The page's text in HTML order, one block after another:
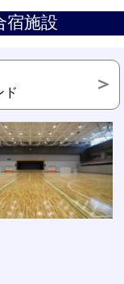
宿施設
ド